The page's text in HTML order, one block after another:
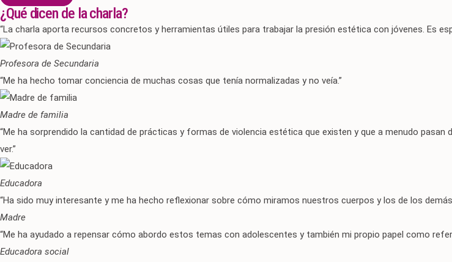
¿Qué dicen de la charla?
“La charla aporta recursos concretos y herramientas útiles para trabajar la presión estética con jóvenes. Es
Profesora de Secundaria
“Me ha hecho tomar conciencia de muchas cosas que tenía normalizadas y no veía.”
Madre de familia
“Me ha sorprendido la cantidad de prácticas y formas de violencia estética que existen y que a menudo
ver.”
Educadora
“Ha sido muy interesante y me ha hecho reflexionar sobre cómo miramos nuestros cuerpos y los de los
Madre
“Me ha ayudado a repensar cómo abordo estos temas con adolescentes y también mi propio papel como
Educadora social